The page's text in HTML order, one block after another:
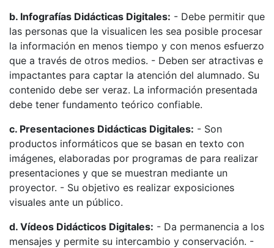
b. Infografías Didácticas Digitales: - Debe permitir que
las personas que la visualicen les sea posible procesar
la información en menos tiempo y con menos esfuerzo
que a través de otros medios. - Deben ser atractivas e
impactantes para captar la atención del alumnado. Su
contenido debe ser veraz. La información presentada
debe tener fundamento teórico confiable.
c. Presentaciones Didácticas Digitales: - Son
productos informáticos que se basan en texto con
imágenes, elaboradas por programas de para realizar
presentaciones y que se muestran mediante un
proyector. - Su objetivo es realizar exposiciones
visuales ante un público.
d. Vídeos Didácticos Digitales: - Da permanencia a los
mensajes y permite su intercambio y conservación. -